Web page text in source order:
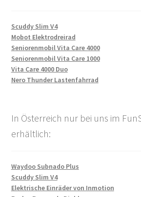
Scuddy Slim V4
Mobot Elektrodreirad
Seniorenmobil Vita Care 4000
Seniorenmobil Vita Care 1000
Vita Care 4000 Duo
Nero Thunder Lastenfahrrad
In Österreich nur bei uns im
erhältlich:
Waydoo Subnado Plus
Scuddy Slim V4
Elektrische Einräder von Inmotion